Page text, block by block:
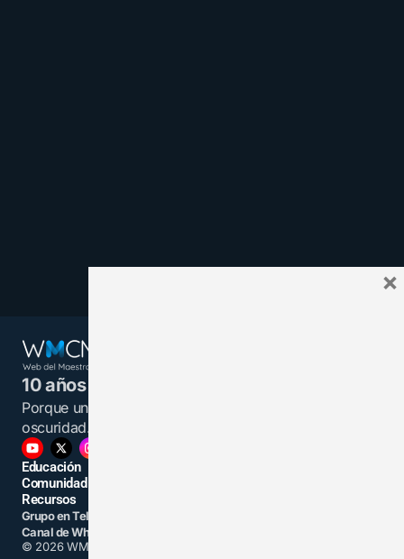
10 años juntos y más unidos.
Porque un maestro informado es una luz en la
oscuridad.
Educación
Comunidad
Recursos
Grupo en Telegram
Canal de WhatsApp
© 2026 WMCMF. Todos los derechos reservados.
×